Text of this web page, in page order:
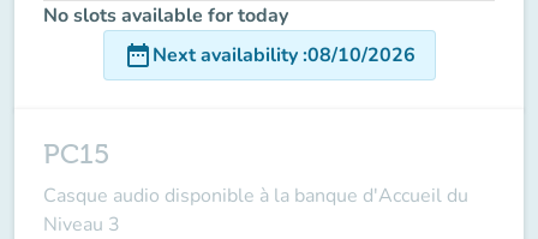
No slots available for today
date_rangeNext availability:08/10/2026
PC15
Casque audio disponible à la banque d'Accueil du
Niveau 3